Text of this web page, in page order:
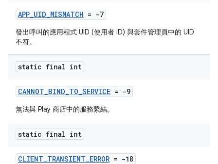
APP_UID_MISMATCH = -7
發出呼叫的應用程式 UID (使用者 ID) 與套件管理員中的 UID
不符。
static final int
CANNOT_BIND_TO_SERVICE = -9
無法與 Play 商店中的服務繫結。
static final int
CLIENT_TRANSIENT_ERROR = -18